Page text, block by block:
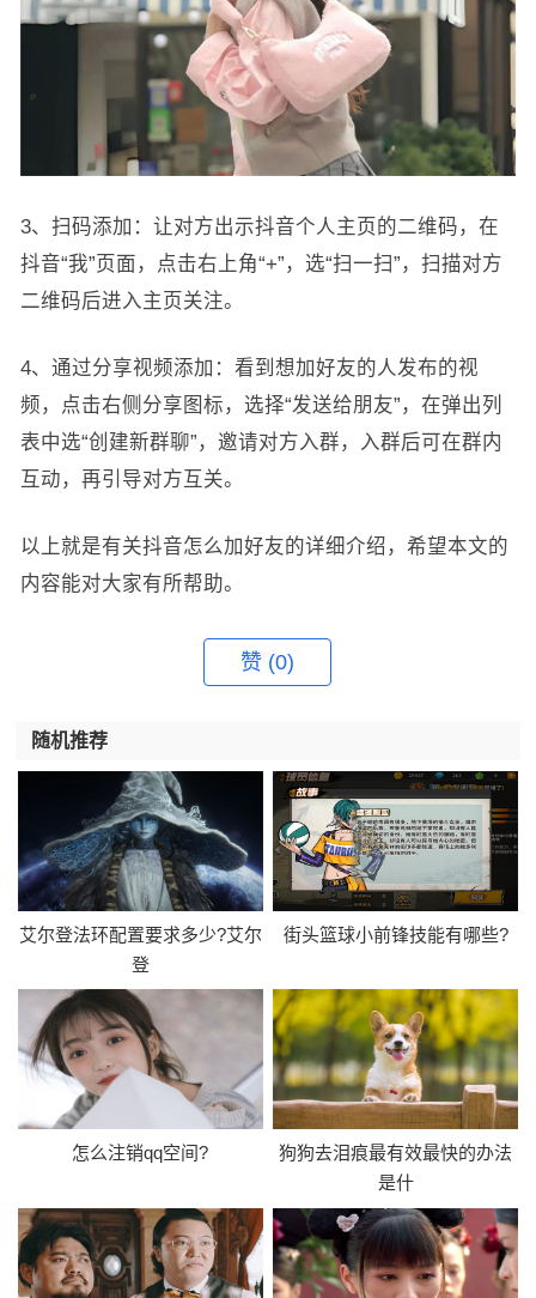
3、扫码添加：让对方出示抖音个人主页的二维码，在
抖音“我”页面，点击右上角“+”，选“扫一扫”，扫描对方
二维码后进入主页关注。
4、通过分享视频添加：看到想加好友的人发布的视
频，点击右侧分享图标，选择“发送给朋友”，在弹出列
表中选“创建新群聊”，邀请对方入群，入群后可在群内
互动，再引导对方互关。
以上就是有关抖音怎么加好友的详细介绍，希望本文的
内容能对大家有所帮助。
赞 (0)
随机推荐
艾尔登法环配置要求多少?艾尔
登
街头篮球小前锋技能有哪些?
怎么注销qq空间?
狗狗去泪痕最有效最快的办法
是什